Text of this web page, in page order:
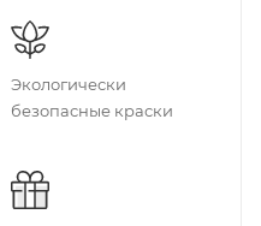
Экологически
безопасные краски